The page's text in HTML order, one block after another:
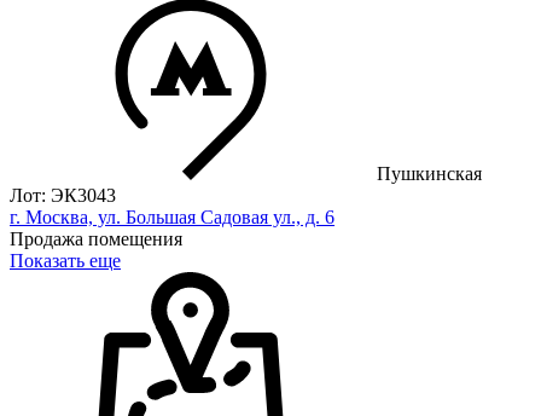
Пушкинская
Лот: ЭК3043
г. Москва, ул. Большая Садовая ул., д. 6
Продажа помещения
Показать еще